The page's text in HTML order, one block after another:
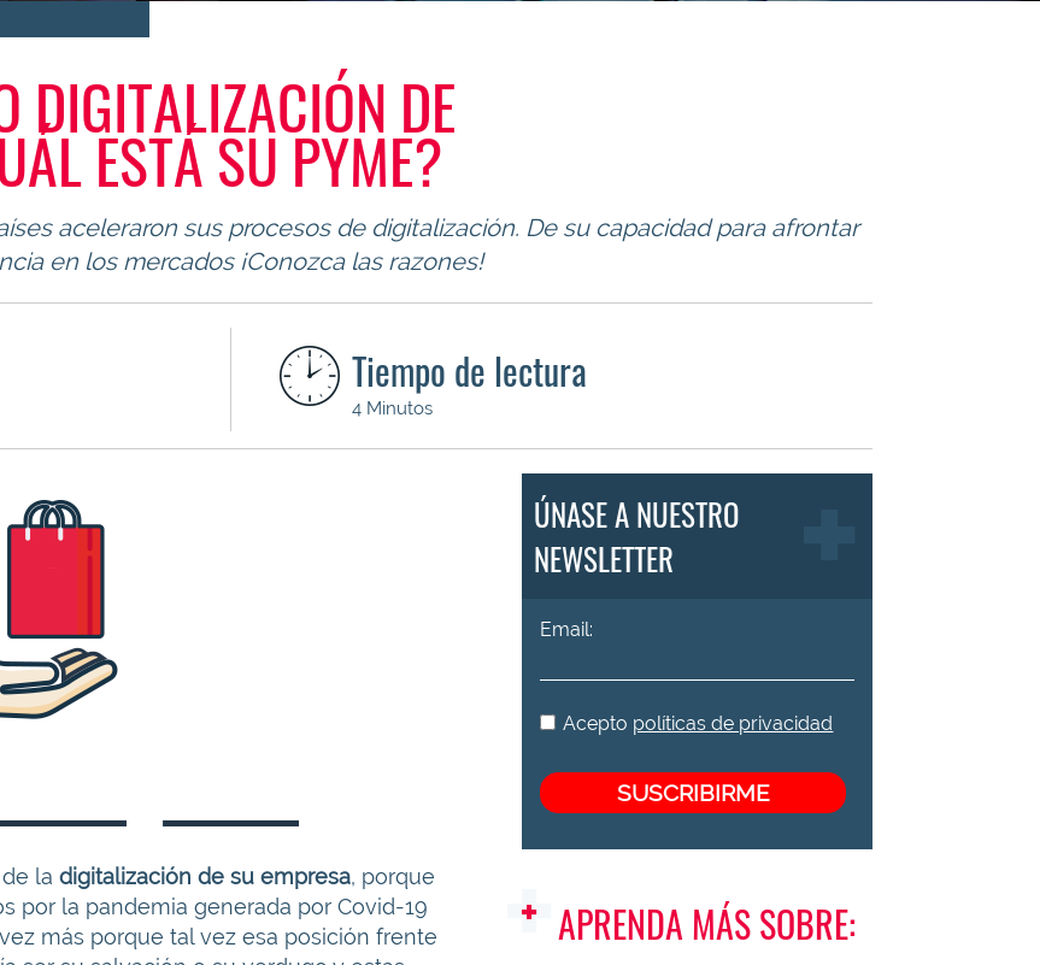
DIGITALIZACIÓN DE
ESTÁ SU PYME?
aceleraron sus procesos de digitalización. De su capacidad para afrontar
en los mercados ¡Conozca las razones!
Tiempo de lectura
4 Minutos
la digitalización de su empresa, porque
por la pandemia generada por Covid-19
más porque tal vez esa posición frente
ÚNASE A NUESTRO
NEWSLETTER
Email:
Acepto políticas de privacidad
APRENDA MÁS SOBRE: